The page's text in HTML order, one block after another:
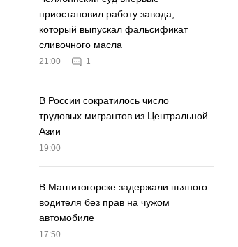
приостановил работу завода,
который выпускал фальсификат
сливочного масла
21:00 1
В России сократилось число
трудовых мигрантов из Центральной
Азии
19:00
В Магнитогорске задержали пьяного
водителя без прав на чужом
автомобиле
17:50